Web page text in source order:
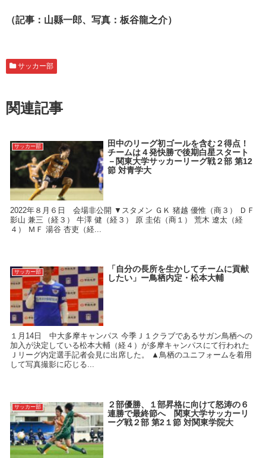
（記事：山縣一郎、写真：板谷龍之介）
サッカー部
関連記事
サッカー部
田中のリーグ初ゴールを含む２得点！
チームは４発快勝で後期白星スタート
－関東大学サッカーリーグ戦２部 第12
節 対青学大
2022年８月６日 会場非公開 ▼スタメン ＧＫ 猪越 優惟（商３） ＤＦ
影山 兼三（経３） 牛澤 健（経３） 原 圭佑（商１） 荒木 遼太（経
４） ＭＦ 湯谷 杏吏（経...
サッカー部
「自分の長所を生かしてチームに貢献
したい」ー鳥栖内定・松本大輔
１月14日 中大多摩キャンパス 今季Ｊ１クラブであるサガン鳥栖への
加入が決定している松本大輔（経４）が多摩キャンパスにて行われた
Ｊリーグ内定選手記者会見に出席した。 ▲鳥栖のユニフォームを着用
して写真撮影に応じる...
サッカー部
２部優勝、１部昇格に向けて怒涛の６
連勝で最終節へ 関東大学サッカーリ
ーグ戦２部 第2１節 対関東学院大